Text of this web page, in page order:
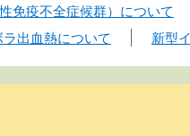
免疫不全症候群）について
ラ出血熱について 新型